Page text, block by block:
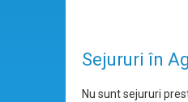
Sejururi în
Nu sunt sejururi